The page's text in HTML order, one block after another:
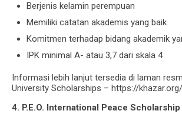
Berjenis kelamin perempuan
Memiliki catatan akademis yang baik
Komitmen terhadap bidang akademik
IPK minimal A- atau 3,7 dari skala 4
Informasi lebih lanjut tersedia di laman
University Scholarships – https://
4. P.E.O. International Peace